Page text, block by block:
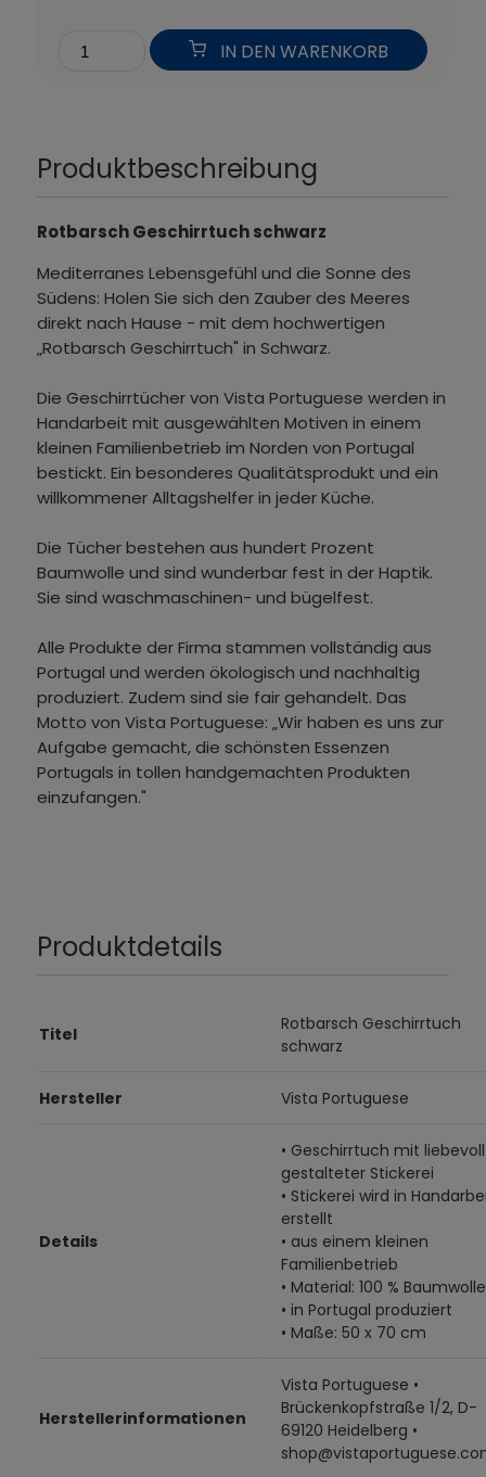
IN DEN WARENKORB
Produktbeschreibung
Rotbarsch Geschirrtuch schwarz
Mediterranes Lebensgefühl und die Sonne des
Südens: Holen Sie sich den Zauber des Meeres
direkt nach Hause - mit dem hochwertigen
„Rotbarsch Geschirrtuch" in Schwarz.
Die Geschirrtücher von Vista Portuguese werden in
Handarbeit mit ausgewählten Motiven in einem
kleinen Familienbetrieb im Norden von Portugal
bestickt. Ein besonderes Qualitätsprodukt und ein
willkommener Alltagshelfer in jeder Küche.
Die Tücher bestehen aus hundert Prozent
Baumwolle und sind wunderbar fest in der Haptik.
Sie sind waschmaschinen- und bügelfest.
Alle Produkte der Firma stammen vollständig aus
Portugal und werden ökologisch und nachhaltig
produziert. Zudem sind sie fair gehandelt. Das
Motto von Vista Portuguese: „Wir haben es uns zur
Aufgabe gemacht, die schönsten Essenzen
Portugals in tollen handgemachten Produkten
einzufangen."
Produktdetails
Titel
Rotbarsch Geschirrtuch
schwarz
Hersteller Vista Portuguese
Details
• Geschirrtuch mit liebevoll
gestalteter Stickerei
• Stickerei wird in
erstellt
• aus einem kleinen
Familienbetrieb
• Material: 100 % Baumwolle
• in Portugal produziert
• Maße: 50 x 70 cm
Herstellerinformationen
Vista Portuguese •
Brückenkopfstraße 1/2, D-
69120 Heidelberg •